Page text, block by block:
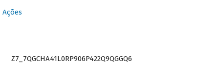
Ações
Z7_7QGCHA41L0RP906P422Q9QGGQ6